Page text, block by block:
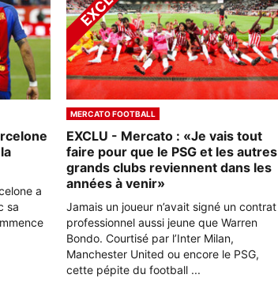
a
sa
MERCATO FOOTBALL
EXCLU - Mercato : «Je vais tout
faire pour que le PSG et les autres
grands clubs reviennent dans les
années à venir»
Jamais un joueur n’avait signé un contrat
professionnel aussi jeune que Warren
Bondo. Courtisé par l’Inter Milan,
Manchester United ou encore le PSG,
cette pépite du football ...